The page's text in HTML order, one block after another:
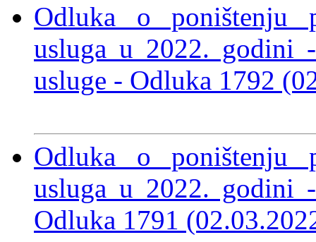
Odluka o poništenju
usluga u 2022.
usluge - Odluka 1792
Odluka o poništenju
usluga u 2022.
Odluka 1791